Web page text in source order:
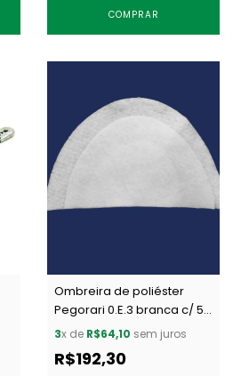
COMPRAR
Ombreira de poliéster
Pegorari 0.E.3 branca c/ 50
pares
3x de R$64,10 sem juros
R$192,30